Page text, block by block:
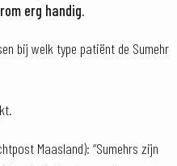
erg handig.
bij welk type patiënt de Sumehr
Maasland): “Sumehrs zijn